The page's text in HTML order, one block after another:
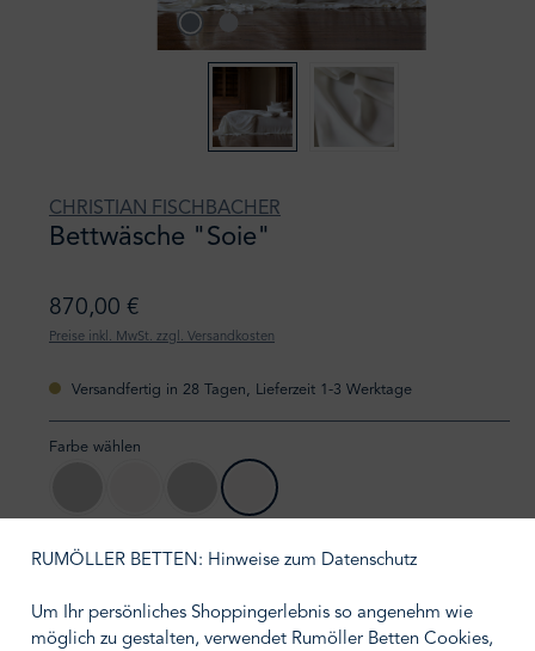
CHRISTIAN FISCHBACHER
Bettwäsche "Soie"
870,00 €
Preise inkl. MwSt. zzgl. Versandkosten
Versandfertig in 28 Tagen, Lieferzeit 1-3 Werktage
Farbe wählen
105 hellgrau127 offwhite
Größe wählenauswählen
RUMÖLLER BETTEN: Hinweise zum Datenschutz
Um Ihr persönliches Shoppingerlebnis so angenehm wie
möglich zu gestalten, verwendet Rumöller Betten Cookies,